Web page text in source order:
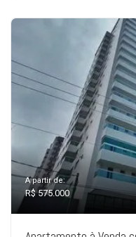
A partir de:
R$ 575.000